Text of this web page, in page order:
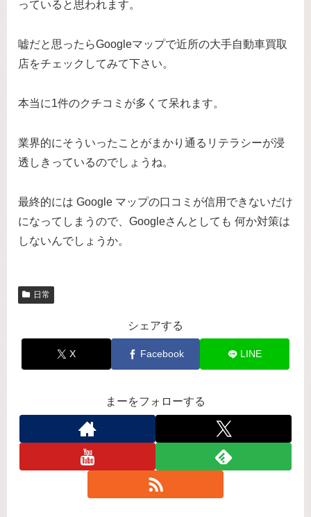
っていると思われます。
嘘だと思ったらGoogleマップで近所の大手自動車買取
店をチェックしてみて下さい。
本当に1件のクチコミが多くて呆れます。
業界的にそういったことがまかり通るリテラシーが浸
透しきっているのでしょうね。
最終的には Google マップの口コミが信用できないだけ
になってしまうので、Googleさんとしても 何か対策は
しないんでしょうか。
日常
シェアする
X Facebook LINE
まーをフォローする